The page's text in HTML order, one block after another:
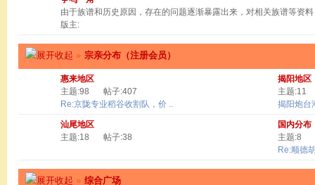
由于族谱和历史原因，存在的问题逐渐暴露出来，对相关族谱等资
版主:
» 宗亲分布（注册会员）
惠来地区
主题:98
帖子:407
Re:京陇专业稻谷收割队，价 ..
揭阳地区
主题:11
揭阳炮台
汕尾地区
主题:18
帖子:38
国内分布
主题:8
Re:顺德
» 综合广场